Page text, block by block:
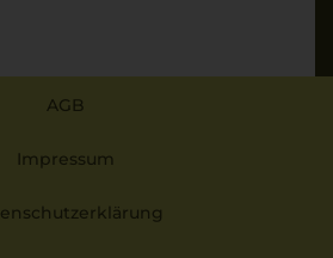
AGB
Impressum